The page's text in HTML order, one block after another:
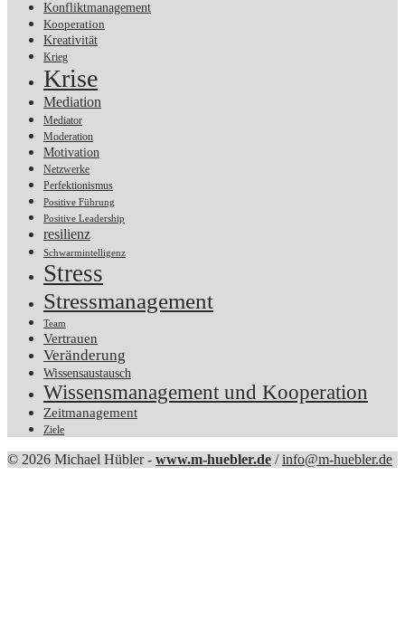
Konfliktmanagement
Kooperation
Kreativität
Krieg
Krise
Mediation
Mediator
Moderation
Motivation
Netzwerke
Perfektionismus
Positive Führung
Positive Leadership
resilienz
Schwarmintelligenz
Stress
Stressmanagement
Team
Vertrauen
Veränderung
Wissensaustausch
Wissensmanagement und Kooperation
Zeitmanagement
Ziele
© 2026 Michael Hübler - www.m-huebler.de /info@m-huebler.de